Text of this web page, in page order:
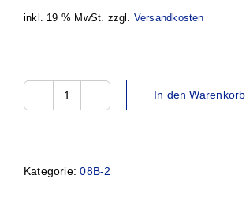
inkl. 19 % MwSt. zzgl. Versandkosten
V202-
In den Warenkorb
Kategorie:08B-2